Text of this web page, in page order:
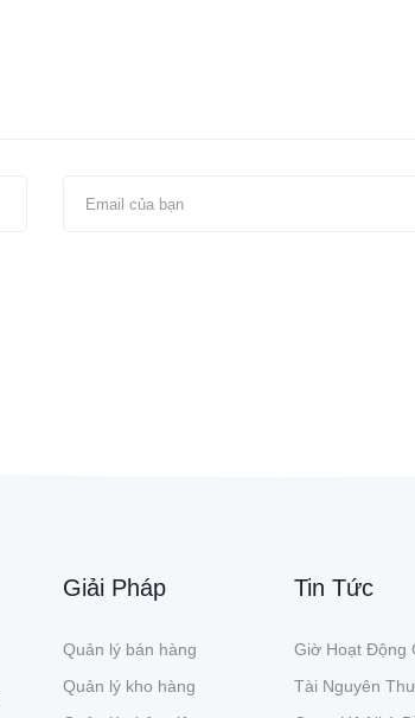
Giải Pháp
Quản lý bán hàng
Quản lý kho hàng
Tin Tức
Giờ Hoạt Động
Tài Nguyên